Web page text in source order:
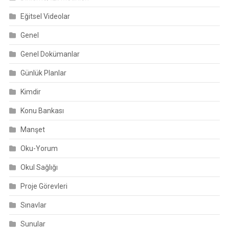
Eğitsel Videolar
Genel
Genel Dokümanlar
Günlük Planlar
Kimdir
Konu Bankası
Manşet
Oku-Yorum
Okul Sağlığı
Proje Görevleri
Sınavlar
Sunular